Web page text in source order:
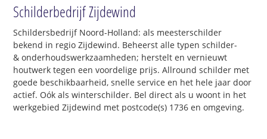
Schilderbedrijf Zijdewind
Schildersbedrijf Noord-Holland: als meesterschilder
bekend in regio Zijdewind. Beheerst alle typen schilder-
& onderhoudswerkzaamheden; herstelt en vernieuwt
houtwerk tegen een voordelige prijs. Allround schilder met
goede beschikbaarheid, snelle service en het hele jaar door
actief. Oók als winterschilder. Bel direct als u woont in het
werkgebied Zijdewind met postcode(s) 1736 en omgeving.